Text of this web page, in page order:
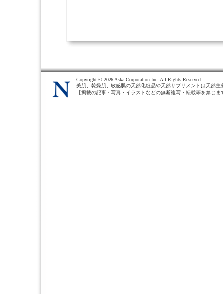
Copyright © 2026 Aska Corporation Inc. All Rights Reserved.
美肌、乾燥肌、敏感肌の天然化粧品や天然サプリメントは天然主
【掲載の記事・写真・イラストなどの無断複写・転載等を禁じま